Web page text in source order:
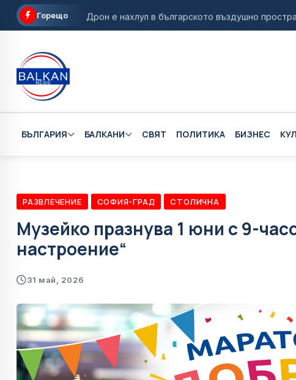
Горещо Дрон е нахлул в българското въздушно
МО: Дронът край Кардам вероятно е
БЪЛГАРИЯ БАЛКАНИ СВЯТ ПОЛИТИКА БИЗНЕС
РАЗВЛЕЧЕНИЕ СОФИЯ-ГРАД СТОЛИЧНА
Музейко празнува 1 юни с 9-
настроение“
31 май, 2026